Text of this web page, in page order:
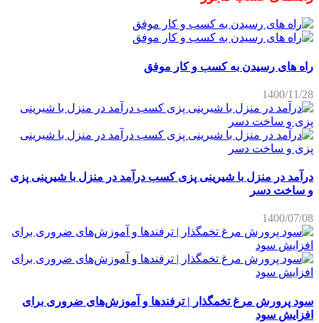
راه های رسیدن به کسب و کار موفق
1400/11/28
درآمد در منزل با شیرینی پزی کسب درآمد در منزل با شیرینی پزی
و ساخت دسر
1400/07/08
سود پرورش مرغ تخمگذار | ترفندها و آموزش‌های ضروری برای
افزایش سود